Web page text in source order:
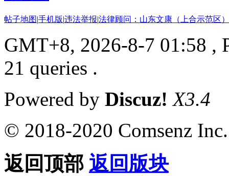
帖子地图|手机版|违法举报|法律顾问：山东文康（上合示范区
GMT+8, 2026-8-7 01:58 ,
21 queries .
Powered by Discuz! X3.4
© 2018-2020 Comsenz Inc.
返回顶部 返回版块